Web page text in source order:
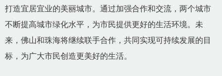
打造宜居宜业的美丽城市。通过加强合作和交流，两个城市
不断提高城市绿化水平，为市民提供更好的生活环境。未
来，佛山和珠海将继续联手合作，共同实现可持续发展的目
标，为广大市民创造更美好的生活。